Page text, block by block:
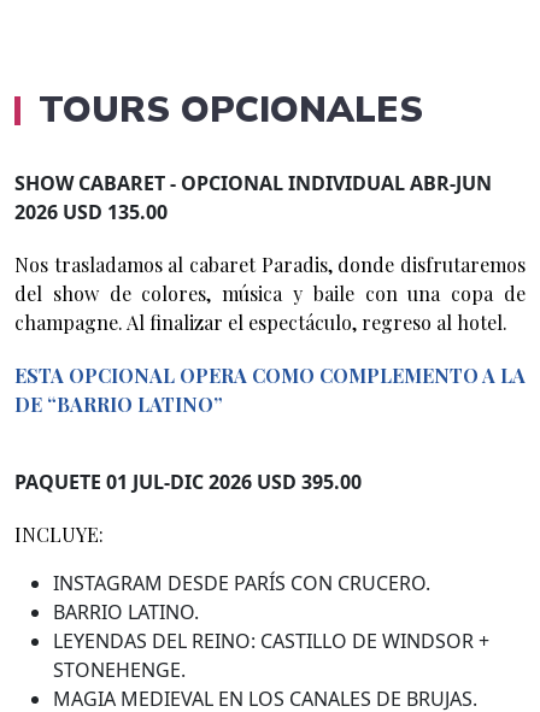
TOURS OPCIONALES
SHOW CABARET - OPCIONAL INDIVIDUAL ABR-JUN
2026 USD 135.00
Nos trasladamos al cabaret Paradis, donde disfrutaremos
del show de colores, música y baile con una copa de
champagne. Al finalizar el espectáculo, regreso al hotel.
ESTA OPCIONAL OPERA COMO COMPLEMENTO A LA
DE “BARRIO LATINO”
PAQUETE 01 JUL-DIC 2026 USD 395.00
INCLUYE:
INSTAGRAM DESDE PARÍS CON CRUCERO.
BARRIO LATINO.
LEYENDAS DEL REINO: CASTILLO DE WINDSOR +
STONEHENGE.
MAGIA MEDIEVAL EN LOS CANALES DE BRUJAS.